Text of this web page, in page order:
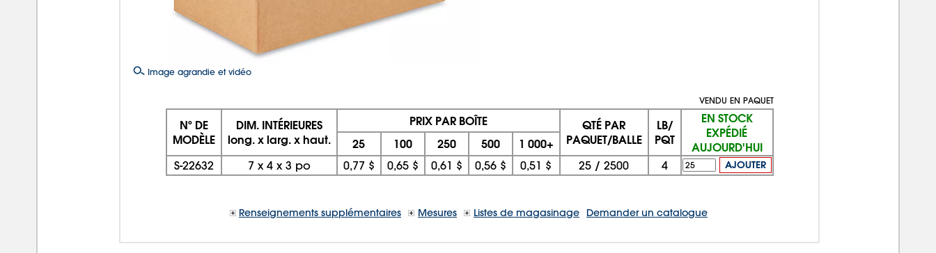
Image agrandie et vidéo
VENDU EN PAQUET
Nº DE
MODÈLE
DIM. INTÉRIEURES
long. x larg. x haut.
PRIX PAR BOÎTE
QTÉ PAR
PAQUET/BALLE
LB/
PQT
EN STOCK
EXPÉDIÉ
AUJOURD'HUI
25 100 250 500 1 000+
S-22632 7 x 4x 3 po 0,77 $ 0,65 $ 0,61 $ 0,56 $ 0,51 $ 25 / 2500 4 AJOUTER
Renseignements supplémentaires Mesures Listes de magasinage Demander un catalogue